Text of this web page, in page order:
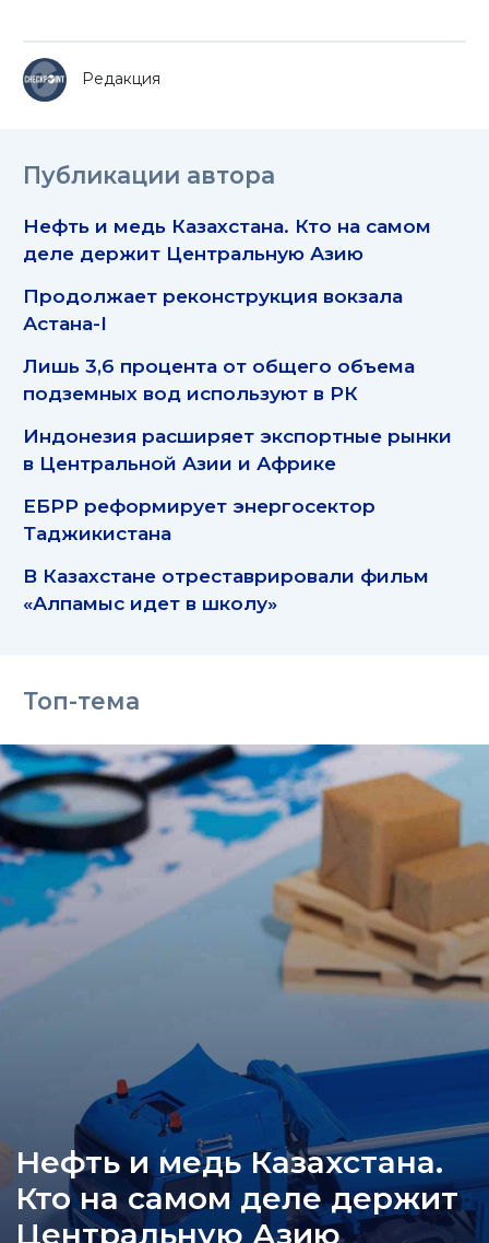
Редакция
Публикации автора
Нефть и медь Казахстана. Кто на самом
деле держит Центральную Азию
Продолжает реконструкция вокзала
Астана-I
Лишь 3,6 процента от общего объема
подземных вод используют в РК
Индонезия расширяет экспортные рынки
в Центральной Азии и Африке
ЕБРР реформирует энергосектор
Таджикистана
В Казахстане отреставрировали фильм
«Алпамыс идет в школу»
Топ-тема
Нефть и медь Казахстана.
Кто на самом деле держит
Центральную Азию